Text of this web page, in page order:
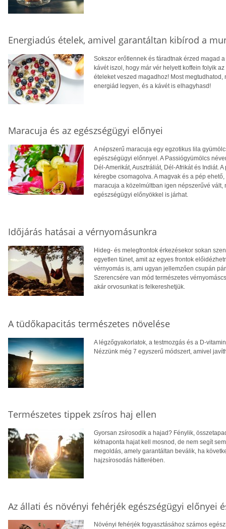
Energiadús ételek, amivel garantáltan kibírod a
Sokszor erőtlennek és fáradtnak érzed magad
kávét iszol, hogy már vér helyett koffein folyik
ételeket veszed magadhoz! Most
energiád legyen, és a kávét is elhagyhasd!
Maracuja és az egészségügyi előnyei
A népszerű maracuja egy egzotikus lila
egészségügyi előnnyel. A Passiógyümölcs
Dél-Amerikát, Ausztráliát, Dél-Afrikát és Indiát.
kéregbe csomagolva. A magvak és a pép
maracuja a közelmúltban igen népszerűvé
egészségügyi előnyökkel is járhat.
Időjárás hatásai a vérnyomásunkra
Hideg- és melegfrontok érkezésekor sokan
egyetlen tünet, amit az egyes frontok
vérnyomás is, ami ugyan jellemzően csupán
Szerencsére van mód természetes
akár orvosunkat is felkereshetjük.
A tüdőkapacitás természetes növelése
A légzőgyakorlatok, a testmozgás és a D-
Nézzünk még 7 egyszerű módszert, amivel
Természetes tippek zsíros haj ellen
Gyorsan zsírosodik a hajad? Fénylik,
kétnaponta hajat kell mosnod, de nem segít
megoldás, amely garantáltan beválik, ha
hajzsírosodás hátterében.
Az állati és növényi fehérjék egészségügyi előnyei
Növényi fehérjék fogyasztásához számos